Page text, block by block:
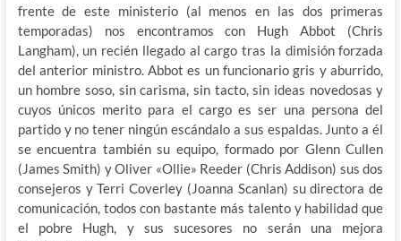
frente de este ministerio (al menos en las dos primeras
temporadas) nos encontramos con Hugh Abbot (Chris
Langham), un recién llegado al cargo tras la dimisión forzada
del anterior ministro. Abbot es un funcionario gris y aburrido,
un hombre soso, sin carisma, sin tacto, sin ideas novedosas y
cuyos únicos merito para el cargo es ser una persona del
partido y no tener ningún escándalo a sus espaldas. Junto a él
se encuentra también su equipo, formado por Glenn Cullen
(James Smith) y Oliver «Ollie» Reeder (Chris Addison) sus dos
consejeros y Terri Coverley (Joanna Scanlan) su directora de
comunicación, todos con bastante más talento y habilidad que
el pobre Hugh, y sus sucesores no serán una mejora